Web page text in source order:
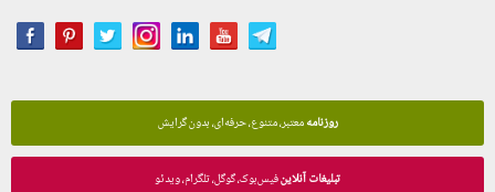
روزنامهمعتبر، متنوع، حرفه‌ای، بدون گرایش
تبلیغات آنلاینفیس‌بوک، گوگل، تلگرام، ویدئو